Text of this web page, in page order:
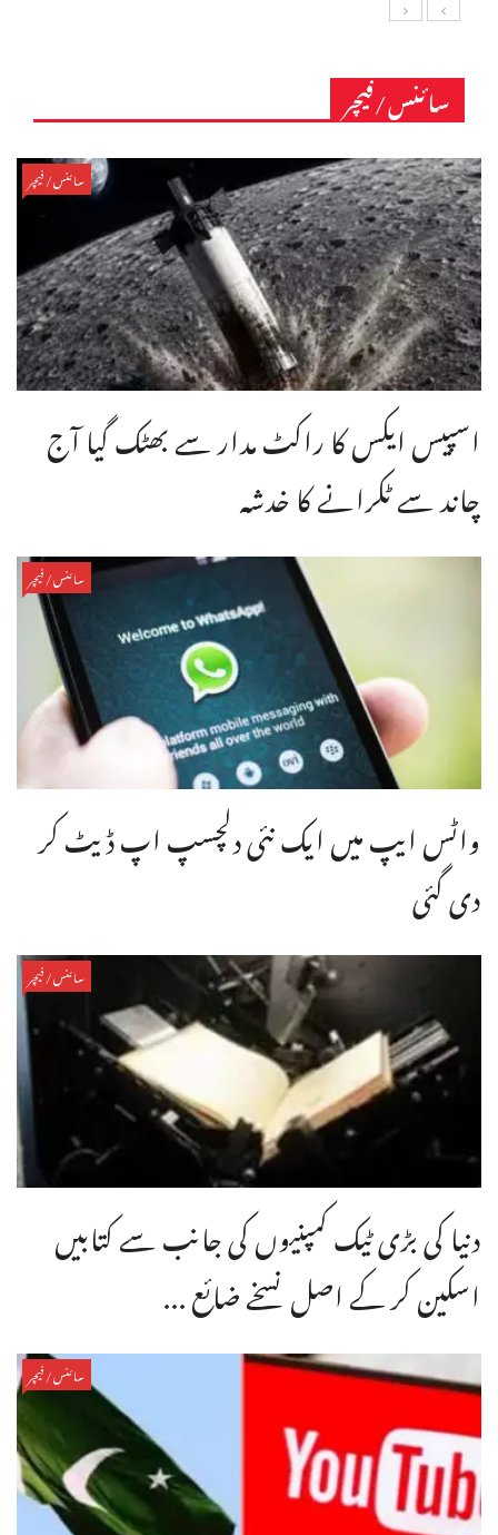
سائنس/فیچر
سائنس/فیچر
اسپیس ایکس کا راکٹ مدار سے بھٹک گیا آج
چاند سے ٹکرانے کا خدشہ
سائنس/فیچر
واٹس ایپ میں ایک نئی دلچسپ اپ ڈیٹ کر
دی گئی
سائنس/فیچر
دنیا کی بڑی ٹیک کمپنیوں کی جانب سے کتابیں
اسکین کر کے اصل نسخے ضائع ...
سائنس/فیچر